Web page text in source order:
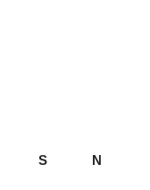
S N